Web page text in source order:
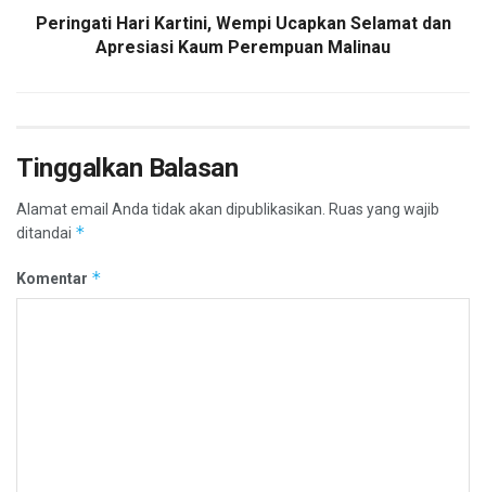
Peringati Hari Kartini, Wempi Ucapkan Selamat dan
Apresiasi Kaum Perempuan Malinau
Tinggalkan Balasan
Alamat email Anda tidak akan dipublikasikan. Ruas yang wajib
ditandai *
Komentar *